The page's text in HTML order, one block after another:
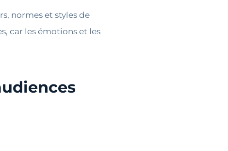
normes et styles de
car les émotions et les